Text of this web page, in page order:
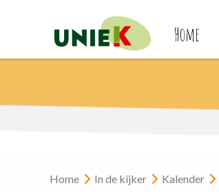
Home
Home In de kijker Kalender